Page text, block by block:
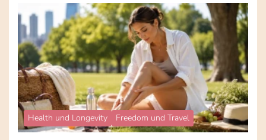
Health und Longevity Freedom und Travel